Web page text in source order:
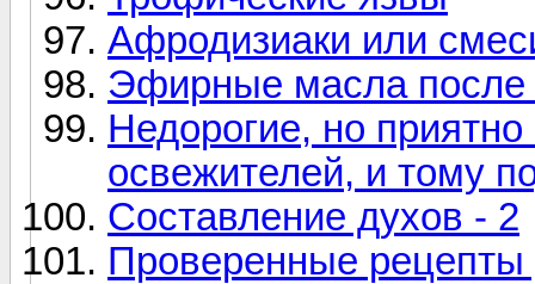
Афродизиаки или
Эфирные масла после
Недорогие, но
освежителей, и тому
Составление духов - 2
Проверенные рецепты